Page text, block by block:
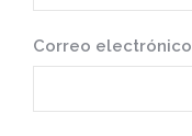
Correo electrónico